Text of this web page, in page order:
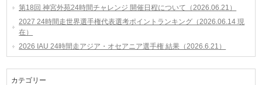
第18回 神宮外苑24時間チャレンジ 開催日程について（2026.06.21）
2027 24時間走世界選手権代表選考ポイントランキング（2026.06.14 現
在）
2026 IAU 24時間走アジア・オセアニア選手権 結果（2026.6.21）
カテゴリー